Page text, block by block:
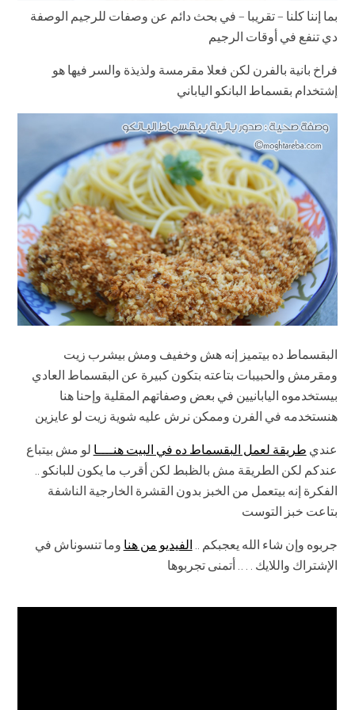
بما إننا كلنا – تقريبا – في بحث دائم عن وصفات للرجيم الوصفة
دي تنفع في أوقات الرجيم
فراخ بانية بالفرن لكن فعلا مقرمسة ولذيذة والسر فيها هو
إشتخدام بقسماط البانكو الياباني
البقسماط ده بيتميز إنه هش وخفيف ومش بيشرب زيت
ومقرمش والحبيبات بتاعته بتكون كبيرة عن البقسماط العادي
بيستخدموه اليابانيين في بعض وصفاتهم المقلية وإحنا هنا
هنستخدمه في الفرن وممكن نرش عليه شوية زيت لو عايزين
عندي طريقة لعمل البقسماط ده في البيت هنــــا لو مش بيتباع
عندكم لكن الطريقة مش بالظبط لكن أقرب ما يكون للبانكو ..
الفكرة إنه بيتعمل من الخبز بدون القشرة الخارجية الناشفة
بتاعت خبز التوست
جربوه وإن شاء الله يعجبكم .. الفيديو من هنا وما تنسوناش في
الإشتراك واللايك …. أتمنى تجربوها